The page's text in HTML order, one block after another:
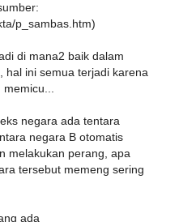
p_sambas.htm)
di mana2 baik dalam
hal ini semua terjadi karena
memicu...
negara ada tentara
negara B otomatis
melakukan perang, apa
tersebut memeng sering
ada